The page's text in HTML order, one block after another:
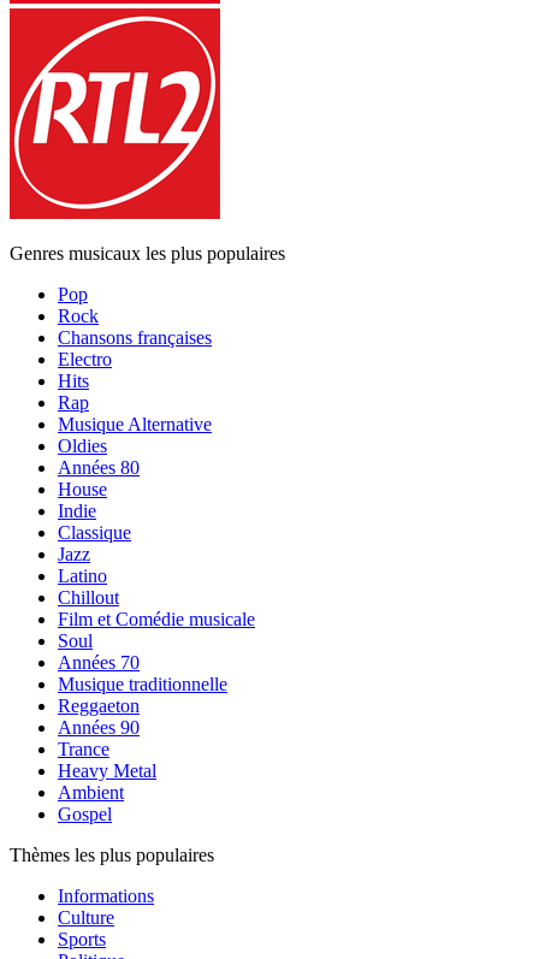
Genres musicaux les plus populaires
Pop
Rock
Chansons françaises
Electro
Hits
Rap
Musique Alternative
Oldies
Années 80
House
Indie
Classique
Jazz
Latino
Chillout
Film et Comédie musicale
Soul
Années 70
Musique traditionnelle
Reggaeton
Années 90
Trance
Heavy Metal
Ambient
Gospel
Thèmes les plus populaires
Informations
Culture
Sports